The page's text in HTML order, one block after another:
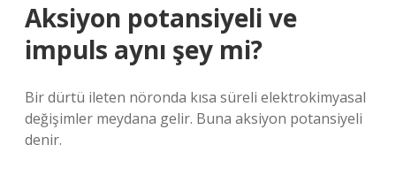
Aksiyon potansiyeli ve
impuls aynı şey mi?
Bir dürtü ileten nöronda kısa süreli elektrokimyasal
değişimler meydana gelir. Buna aksiyon potansiyeli
denir.